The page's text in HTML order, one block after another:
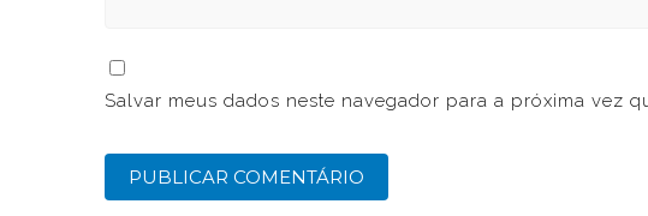
Salvar meus dados neste navegador para a próxima vez